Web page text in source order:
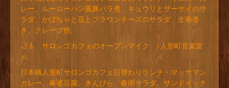
レー、ルーローハン風豚バラ煮、キュウリとザーサイのサ
ラダ、かぼちゃと豆とブラウンチーズのサラダ、生春巻
き、クレープ他
🌙🎸 サロンゴカフェのオープンマイク ♪人形町音楽室
♪
日本橋人形町サロンゴカフェ日替わりランチ・マッサマン
カレー、麻婆豆腐、きんぴら、春雨サラダ、サンドイッチ